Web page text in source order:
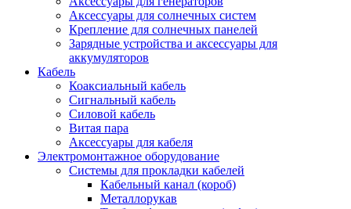
Аксессуары для солнечных систем
Крепление для солнечных панелей
Зарядные устройства и аксессуары для
аккумуляторов
Кабель
Коаксиальный кабель
Сигнальный кабель
Силовой кабель
Витая пара
Аксессуары для кабеля
Электромонтажное оборудование
Системы для прокладки кабелей
Кабельный канал (короб)
Металлорукав